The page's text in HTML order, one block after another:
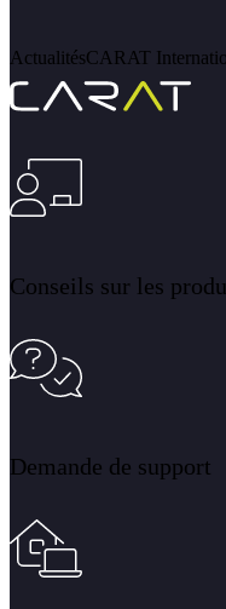
ActualitésCARAT
Conseils sur les
Demande de support